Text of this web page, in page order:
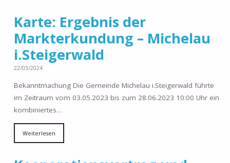
Karte: Ergebnis der
Markterkundung – Michelau
i.Steigerwald
22/03/2024
Bekanntmachung Die Gemeinde Michelau i.Steigerwald führte
im Zeitraum vom 03.05.2023 bis zum 28.06.2023 10:00 Uhr ein
kombiniertes…
Weiterlesen